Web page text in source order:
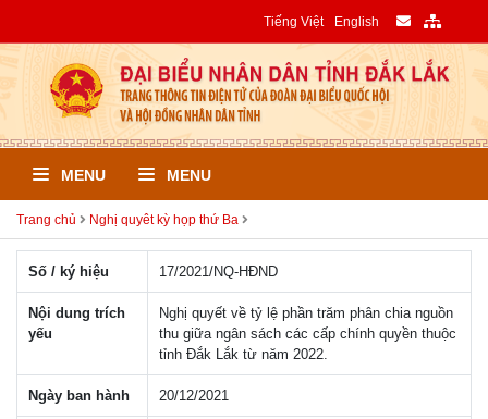
Tiếng Việt English
MENU MENU
Trang chủ Nghị quyêt kỳ họp thứ Ba
Số / ký hiệu 17/2021/NQ-HÐND
Nội dung trích
yếu
Nghị quyết về tỷ lệ phần trăm phân chia nguồn
thu giữa ngân sách các cấp chính quyền thuộc
tỉnh Đắk Lắk từ năm 2022.
Ngày ban hành 20/12/2021